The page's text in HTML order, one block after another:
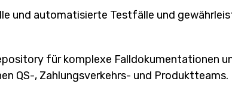
und automatisierte Testfälle und
für komplexe Falldokumentationen
QS-, Zahlungsverkehrs- und Produktteams.